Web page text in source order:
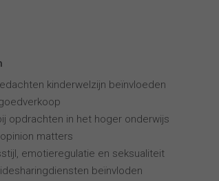
kinderwelzijn beïnvloeden
opdrachten in het hoger onderwijs
matters
emotieregulatie en seksualiteit
beïnvloden